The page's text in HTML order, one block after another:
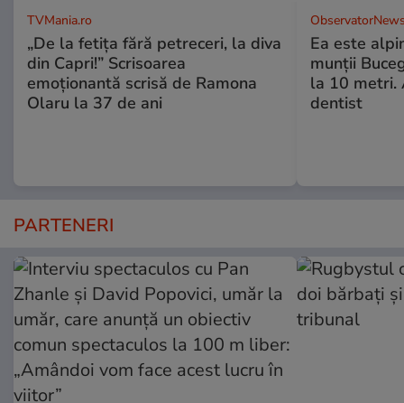
TVMania.ro
„De la fetița fără petreceri, la diva
din Capri!” Scrisoarea
emoționantă scrisă de Ramona
Olaru la 37 de ani
Ea este
munţii
la 10 metri.
dentist
PARTENERI